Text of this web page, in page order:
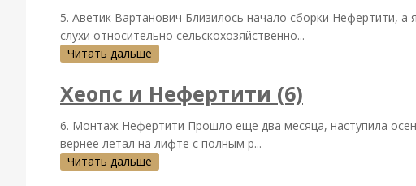
5. Аветик Вартанович Близилось начало сборки Нефертити,
слухи относительно сельскохозяйственно...
Читать дальше
Хеопс и Нефертити (6)
6. Монтаж Нефертити Прошло еще два месяца, наступила
вернее летал на лифте с полным р...
Читать дальше